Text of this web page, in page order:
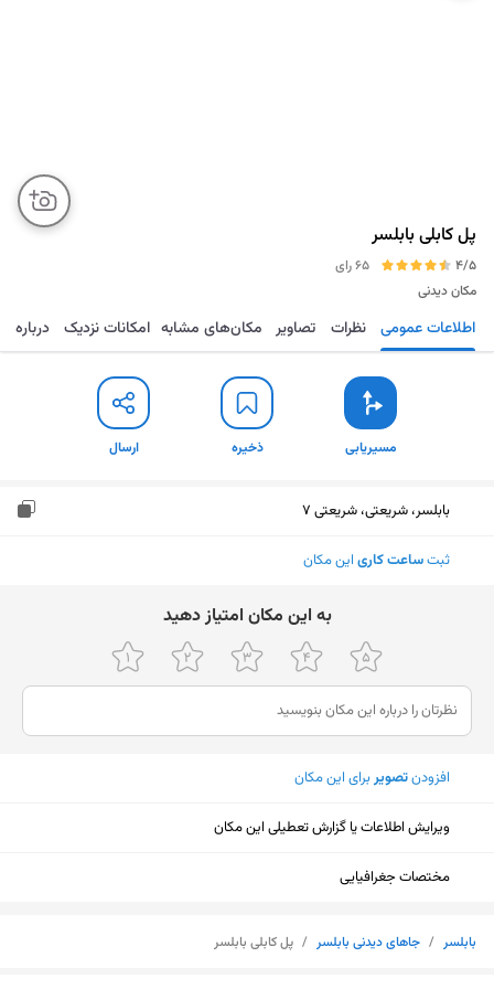
پل کابلی بابلسر
4/5
65 رای
مکان دیدنی
مسیریابی ذخیره ارسال اطلاعات عمومی نظرات تصاویر مکان‌های مشابه امکانات نزدیک درباره
مسیریابی ذخیره ارسال
بابلسر، شریعتی، شریعتی 7
ثبتساعت کاری این مکان
ﺑﻪ اﯾﻦ ﻣﮑﺎن اﻣﺘﯿﺎز دﻫﯿﺪ
افزودنتصویربرای این مکان
ویرایش اطلاعات یا گزارش تعطیلی این مکان
مختصات جغرافیایی
بابلسر / جا‌های دیدنی بابلسر / پل کابلی بابلسر